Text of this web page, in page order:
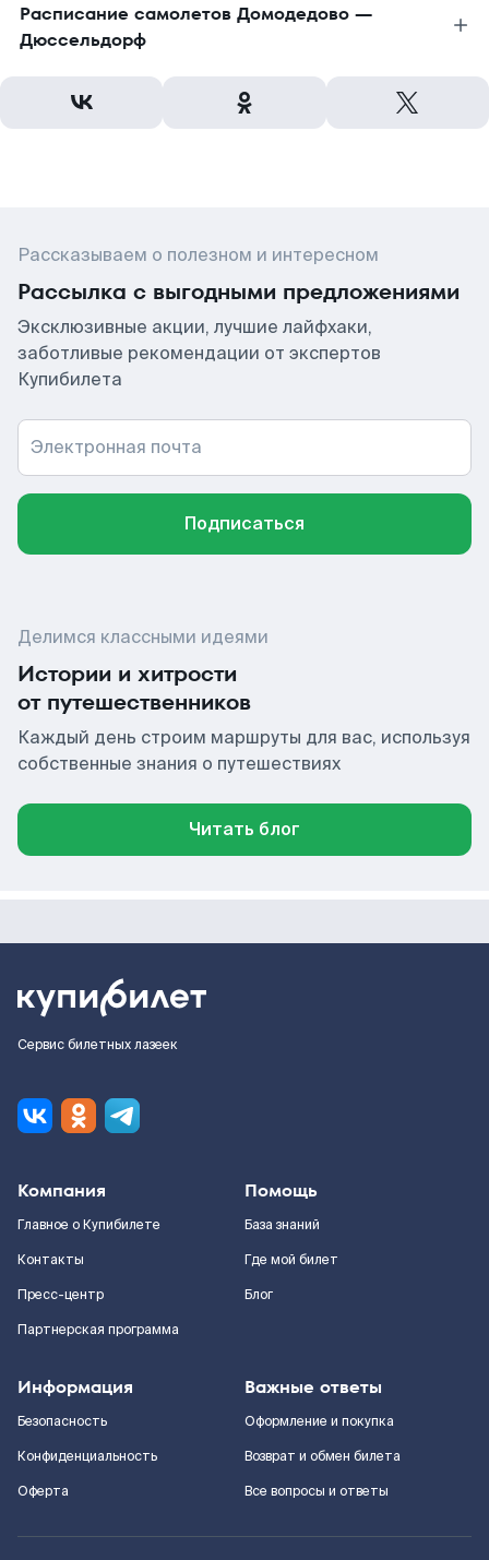
Расписание самолетов Домодедово —
Дюссельдорф
Рассказываем о полезном и интересном
Рассылка с выгодными предложениями
Эксклюзивные акции, лучшие лайфхаки,
заботливые рекомендации от экспертов
Купибилета
Электронная почта
Подписаться
Делимся классными идеями
Истории и хитрости
от путешественников
Каждый день строим маршруты для вас, используя
собственные знания о путешествиях
Читать блог
Сервис билетных лазеек
Компания
Главное о Купибилете
Контакты
Пресс-центр
Партнерская программа
Помощь
База знаний
Где мой билет
Блог
Информация
Безопасность
Конфиденциальность
Оферта
Важные ответы
Оформление и покупка
Возврат и обмен билета
Все вопросы и ответы